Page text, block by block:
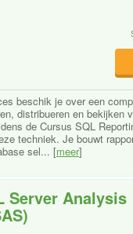
beschik je over een
distribueren en bekijken
de Cursus SQL
techniek. Je bouwt
sel... [meer]
Server Analysis